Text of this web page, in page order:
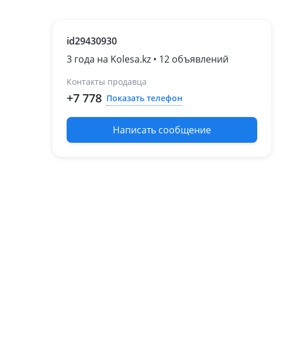
2016 - 2019 3 поколение
[3 рестайлинг]
1999 - 2006 2 поколение
(R1/R2)
Toyota Highlander
2008 - 2010 2 поколение
(U4)
id29430930
3 года на Kolesa.kz • 12 объявлений
Контакты продавца
+7 778 Показать телефон
Написать сообщение